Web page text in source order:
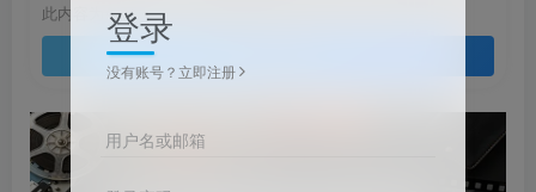
此内容为免费资源，请登录后查看
登录
没有账号？立即注册
用户名或邮箱